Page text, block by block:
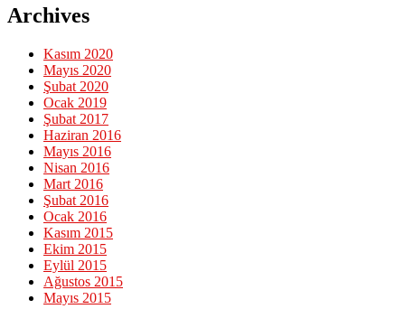
Archives
Kasım 2020
Mayıs 2020
Şubat 2020
Ocak 2019
Şubat 2017
Haziran 2016
Mayıs 2016
Nisan 2016
Mart 2016
Şubat 2016
Ocak 2016
Kasım 2015
Ekim 2015
Eylül 2015
Ağustos 2015
Mayıs 2015